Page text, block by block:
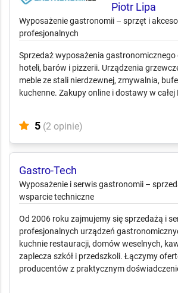
Piotr Lipa
Wyposażenie gastronomii – sprzęt i
profesjonalnych
Sprzedaż wyposażenia gastronomicznego
hoteli, barów i pizzerii. Urządzenia
meble ze stali nierdzewnej, zmywalnia,
kuchenne. Zakupy online i dostawy w całej
Gastro-Tech
sprzedaż, montaż i wsparcie techniczne
Od 2006 roku zajmujemy się sprzedażą i
profesjonalnych urządzeń
kuchnie restauracji, domów weselnych,